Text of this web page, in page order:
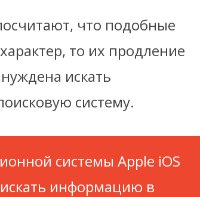
что подобные
то их продление
искать
систему.
системы Apple iOS
информацию в